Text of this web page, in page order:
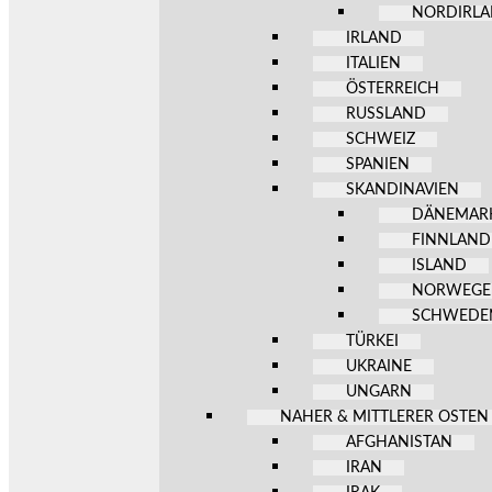
IRLAND
ITALIEN
ÖSTERREICH
RUSSLAND
SCHWEIZ
SPANIEN
SKANDINAVIEN
FINNLAND
ISLAND
TÜRKEI
UKRAINE
UNGARN
NAHER & MITTLERER OSTEN
AFGHANISTAN
IRAN